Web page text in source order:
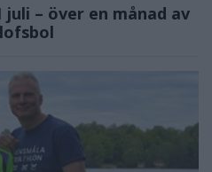
juli – över en månad av